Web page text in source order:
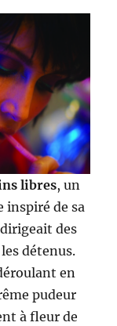
libres, un
inspiré de sa
des
détenus.
en
pudeur
à fleur de